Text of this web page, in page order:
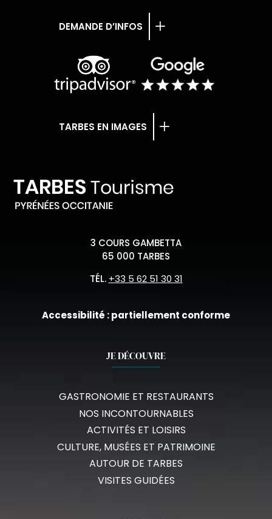
DEMANDE D’INFOS
TARBES EN IMAGES
3 COURS GAMBETTA
65 000 TARBES
TÉL. +33 5 62 51 30 31
Accessibilité : partiellement conforme
JE DÉCOUVRE
GASTRONOMIE ET RESTAURANTS
NOS INCONTOURNABLES
ACTIVITÉS ET LOISIRS
CULTURE, MUSÉES ET PATRIMOINE
AUTOUR DE TARBES
VISITES GUIDÉES